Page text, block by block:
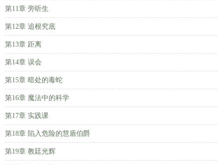
第11章 旁听生
第12章 追根究底
第13章 距离
第14章 误会
第15章 暗处的毒蛇
第16章 魔法中的科学
第17章 实践课
第18章 陷入危险的慧盾伯爵
第19章 教廷光辉